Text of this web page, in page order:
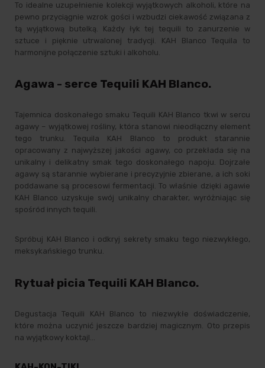
To idealne uzupełnienie kolekcji wyjątkowych alkoholi, które na
pewno przyciągnie wzrok gości i wzbudzi ciekawość związana z
tą wyjątkową butelką. Każdy łyk tej tequili to zanurzenie w
sztuce i pięknie utrwalonej tradycji. KAH Blanco Tequila to
harmonijne połączenie sztuki i alkoholu.
Agawa - serce Tequili KAH Blanco.
Tajemnica doskonałego smaku Tequili KAH Blanco tkwi w sercu
agawy – wyjątkowej rośliny, która stanowi nieodłączny element
tego trunku. Tequila KAH Blanco to produkt starannie
opracowany z najwyższej jakości agawy, co przekłada się na
unikalny i delikatny smak tego doskonałego napoju. Dojrzałe
agawy są starannie wybierane i precyzyjnie zbierane, a ich soki
poddawane są procesowi fermentacji. To właśnie dzięki agawie
KAH Blanco uzyskuje swój unikalny charakter, wyróżniając się
spośród innych tequili.
Spróbuj KAH Blanco i odkryj sekrety smaku tego niezwykłego,
meksykańskiego trunku.
Rytuał picia Tequili KAH Blanco.
Degustacja Tequili KAH Blanco to niezwykłe doświadczenie,
które można uczynić jeszcze bardziej magicznym. Oto przepis
na wyjątkowy koktajl…